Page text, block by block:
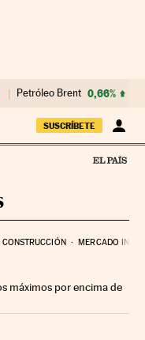
Petróleo Brent 0,66%
SUSCRÍBETE
CONSTRUCCIÓN MERCADO
máximos por encima de